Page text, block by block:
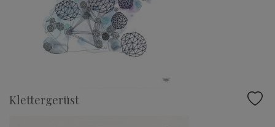
Klettergerüst